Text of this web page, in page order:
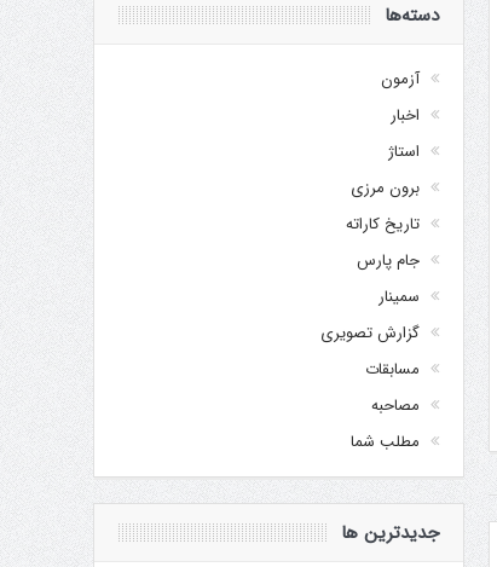
دسته‌ها
آزمون
اخبار
استاژ
برون مرزی
تاریخ کاراته
جام پارس
سمینار
گزارش تصویری
مسابقات
مصاحبه
مطلب شما
جدیدترین ها